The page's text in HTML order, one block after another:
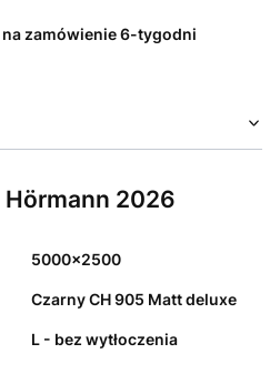
zamówienie 6-tygodni
2026
5000x2500
Czarny CH 905 Matt deluxe
L - bez wytłoczenia